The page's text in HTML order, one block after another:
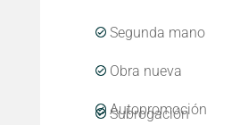
Segunda mano
Obra nueva
Autopromoción
Subrogación